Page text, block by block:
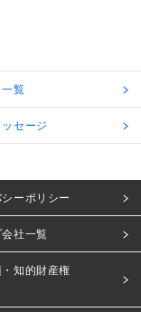
覧
セージ
ーポリシー
社一覧
知的財産権